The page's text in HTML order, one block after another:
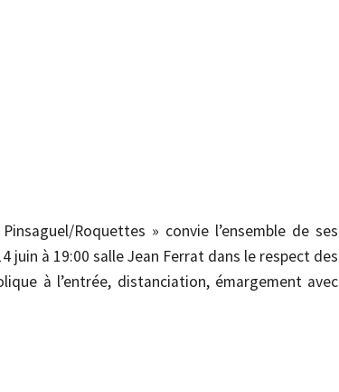
Roquettes » convie l’ensemble de ses
juin à 19:00 salle Jean Ferrat dans le respect des
à l’entrée, distanciation, émargement avec